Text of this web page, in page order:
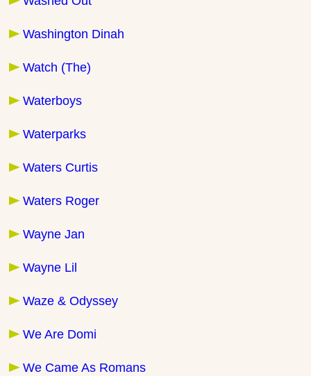
Washington Dinah
Watch (The)
Waterboys
Waterparks
Waters Curtis
Waters Roger
Wayne Jan
Wayne Lil
Waze & Odyssey
We Are Domi
We Came As Romans